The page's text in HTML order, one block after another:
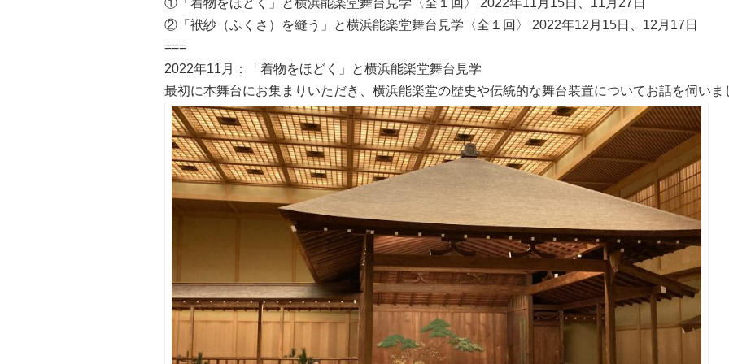
②「袱紗（ふくさ）を縫う」と横浜能楽堂舞台見学〈全１回〉 2022年12 月 15日、 12 月 17 日
===
2022年11月：「着物をほどく」と横浜能楽堂舞台見学
最初に本舞台にお集まりいただき、横浜能楽堂の歴史や伝統的な舞台装置についてお話を伺いま